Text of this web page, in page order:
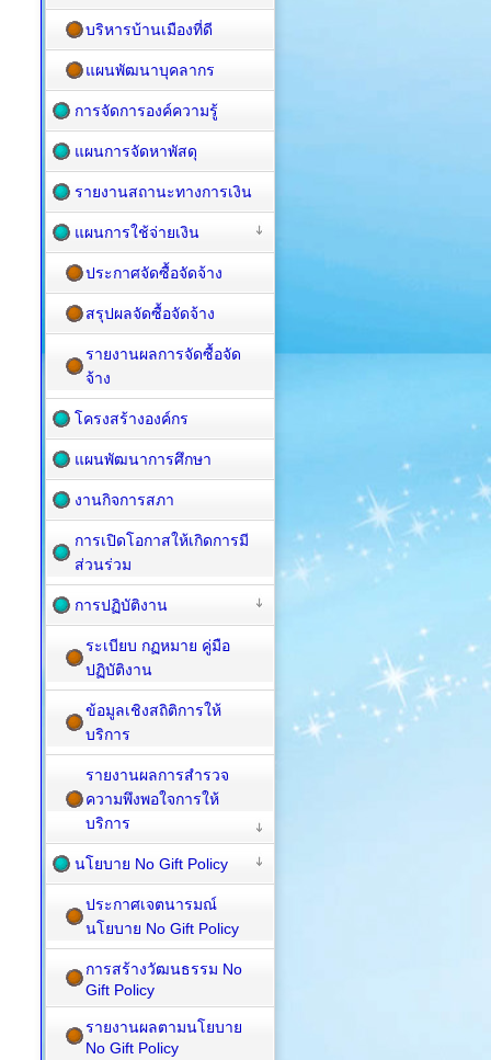
บริหารบ้านเมืองที่ดี
แผนพัฒนาบุคลากร
การจัดการองค์ความรู้
แผนการจัดหาพัสดุ
รายงานสถานะทางการเงิน
แผนการใช้จ่ายเงิน
ประกาศจัดซื้อจัดจ้าง
สรุปผลจัดซื้อจัดจ้าง
รายงานผลการจัดซื้อจัด
จ้าง
โครงสร้างองค์กร
แผนพัฒนาการศึกษา
งานกิจการสภา
การเปิดโอกาสให้เกิดการมี
ส่วนร่วม
การปฏิบัติงาน
ระเบียบ กฏหมาย คู่มือ
ปฏิบัติงาน
ข้อมูลเชิงสถิติการให้
บริการ
รายงานผลการสำรวจ
ความพึงพอใจการให้
บริการ
นโยบาย No Gift Policy
ประกาศเจตนารมณ์
นโยบาย No Gift Policy
การสร้างวัฒนธรรม No
Gift Policy
รายงานผลตามนโยบาย
No Gift Policy